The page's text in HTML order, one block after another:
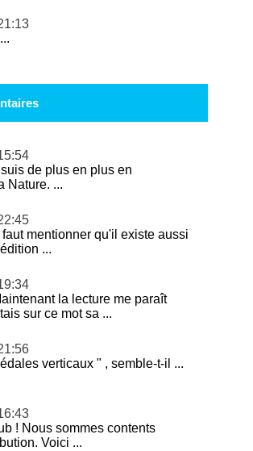
de plus en plus en
Nature. ...
mentionner qu'il existe aussi
...
la lecture me paraît
sur ce mot sa ...
verticaux " , semble-t-il ...
! Nous sommes contents
Voici ...